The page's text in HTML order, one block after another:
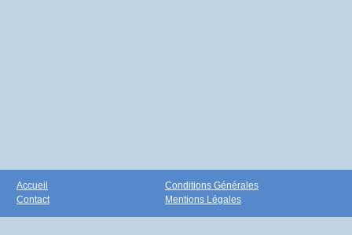
Accueil
Contact
Conditions Générales
Mentions Légales